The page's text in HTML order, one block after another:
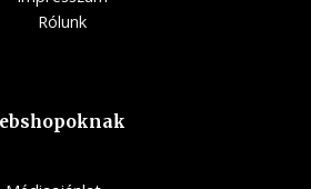
Rólunk